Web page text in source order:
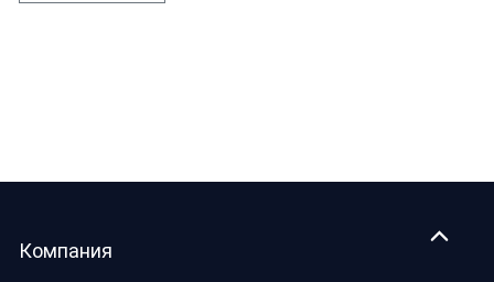
Компания